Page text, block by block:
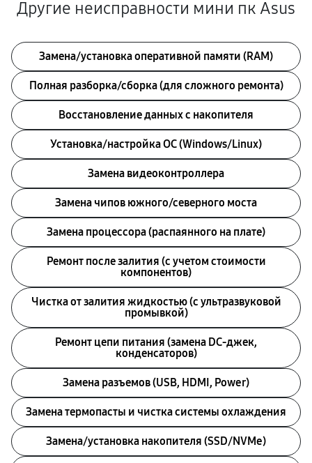
Другие неисправности мини пк Asus
Замена/установка оперативной памяти (RAM)
Полная разборка/сборка (для сложного ремонта)
Восстановление данных с накопителя
Установка/настройка ОС (Windows/Linux)
Замена видеоконтроллера
Замена чипов южного/северного моста
Замена процессора (распаянного на плате)
Ремонт после залития (с учетом стоимости
компонентов)
Чистка от залития жидкостью (с ультразвуковой
промывкой)
Ремонт цепи питания (замена DC-джек,
конденсаторов)
Замена разъемов (USB, HDMI, Power)
Замена термопасты и чистка системы охлаждения
Замена/установка накопителя (SSD/NVMe)